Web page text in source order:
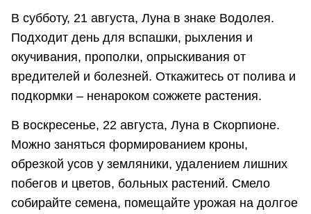
В субботу, 21 августа, Луна в знаке Водолея.
Подходит день для вспашки, рыхления и
окучивания, прополки, опрыскивания от
вредителей и болезней. Откажитесь от полива и
подкормки – ненароком сожжете растения.
В воскресенье, 22 августа, Луна в Скорпионе.
Можно заняться формированием кроны,
обрезкой усов у земляники, удалением лишних
побегов и цветов, больных растений. Смело
собирайте семена, помещайте урожая на долгое